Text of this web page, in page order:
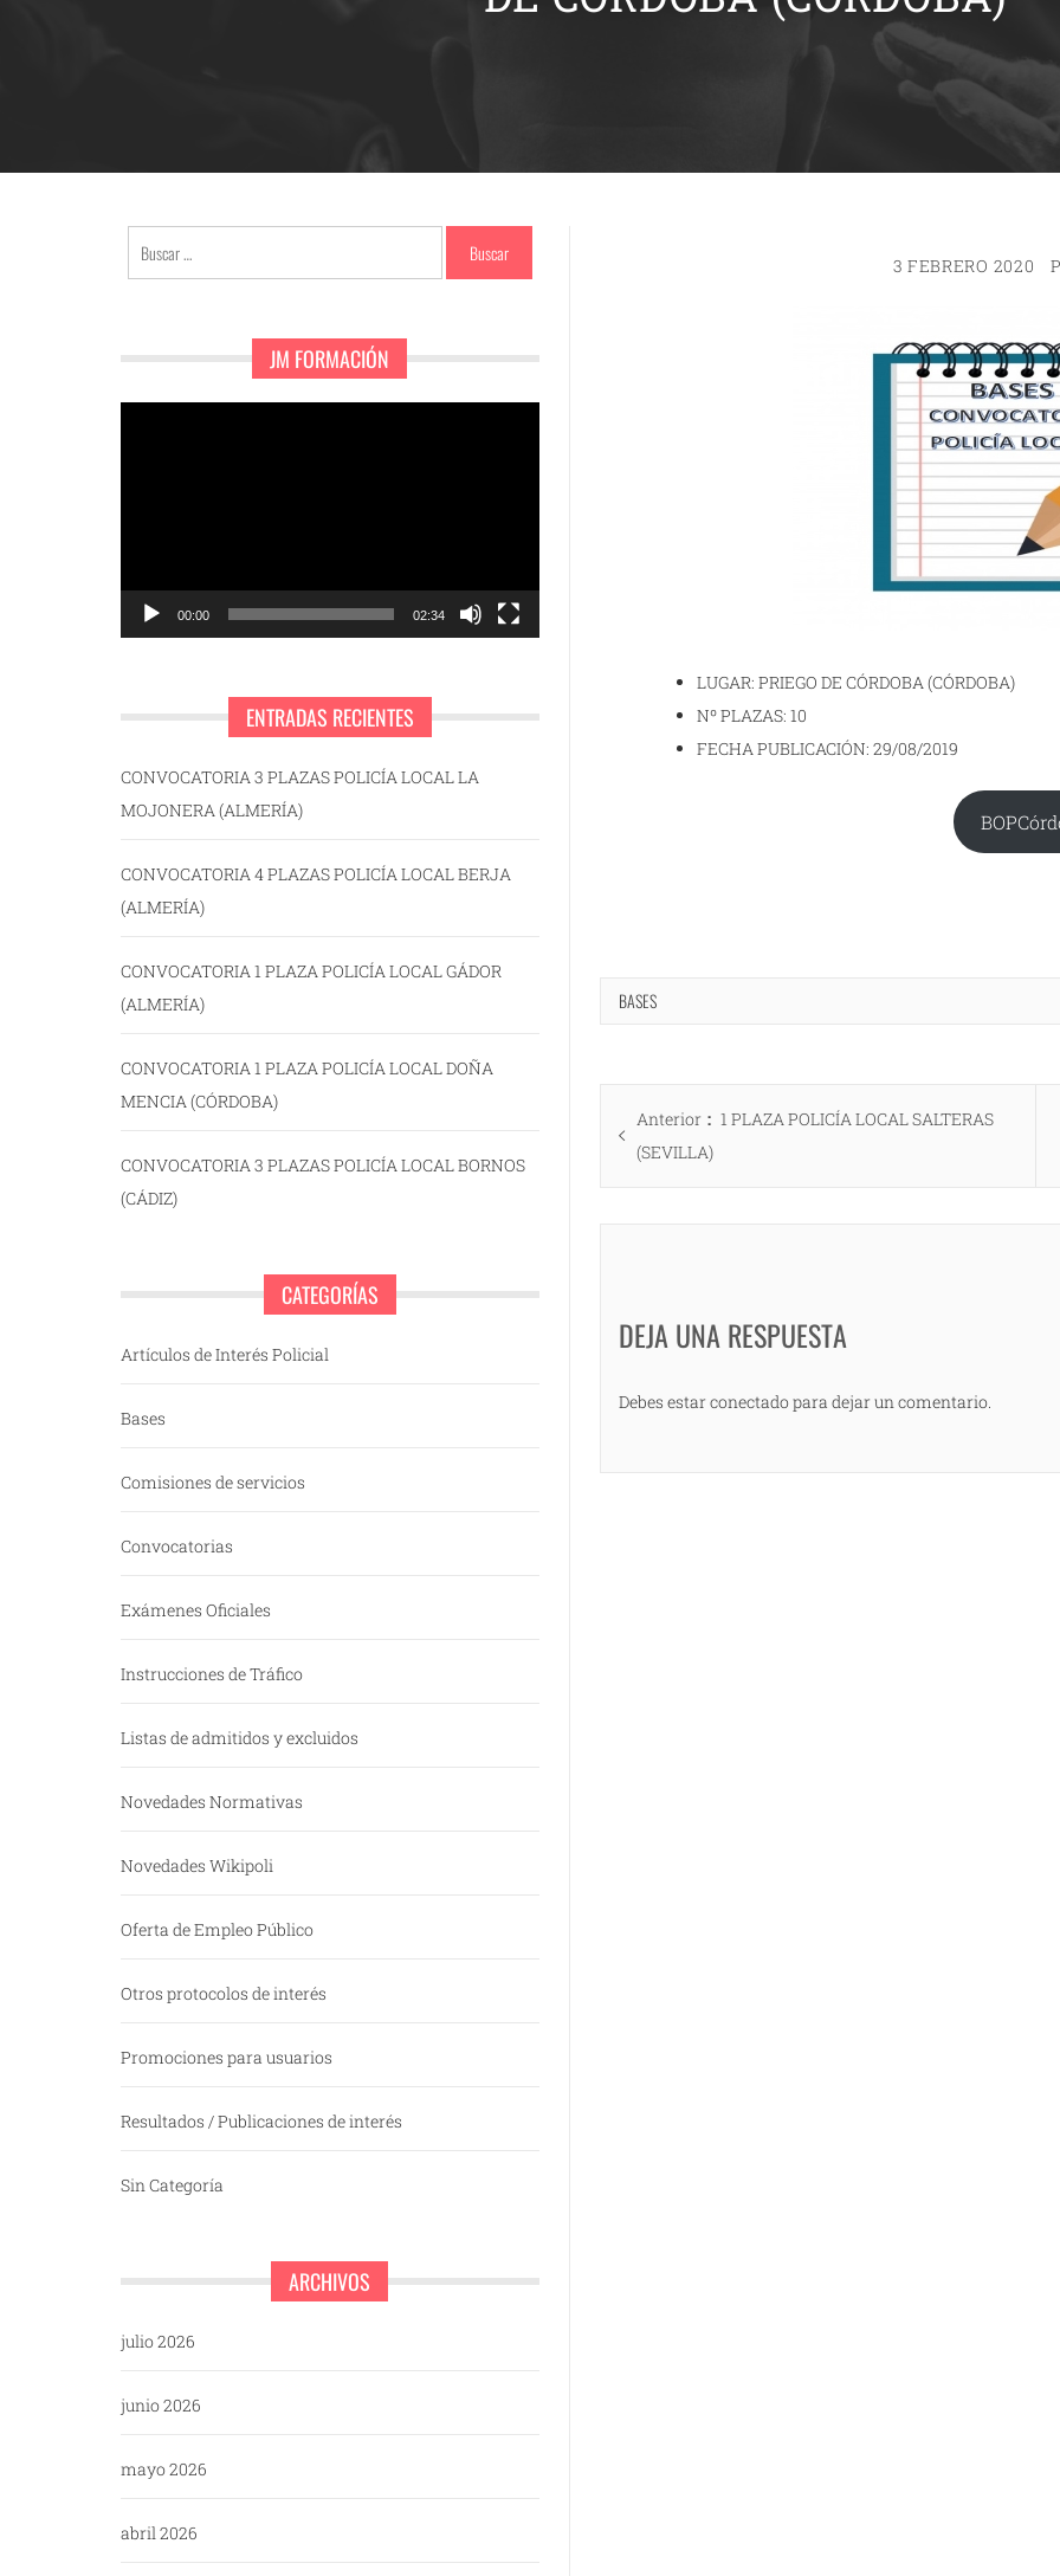
3 FEBRERO 2020
LUGAR: PRIEGO DE CÓRDOBA (CÓRDOBA)
Nº PLAZAS: 10
FECHA PUBLICACIÓN: 29/08/2019
BASES
Navegación
de Anterior
Entrada
1 PLAZA POLICÍA LOCAL SALTERAS
(SEVILLA)
DEJA UNA RESPUESTA
Debes estar conectado para dejar un comentario.
Buscar:
JM FORMACIÓN
00:00 02:34
ENTRADAS RECIENTES
CONVOCATORIA 3 PLAZAS POLICÍA LOCAL LA
MOJONERA (ALMERÍA)
CONVOCATORIA 4 PLAZAS POLICÍA LOCAL BERJA
(ALMERÍA)
CONVOCATORIA 1 PLAZA POLICÍA LOCAL GÁDOR
(ALMERÍA)
CONVOCATORIA 1 PLAZA POLICÍA LOCAL DOÑA
MENCIA (CÓRDOBA)
CONVOCATORIA 3 PLAZAS POLICÍA LOCAL BORNOS
(CÁDIZ)
CATEGORÍAS
Artículos de Interés Policial
Bases
Comisiones de servicios
Convocatorias
Exámenes Oficiales
Instrucciones de Tráfico
Listas de admitidos y excluidos
Novedades Normativas
Novedades Wikipoli
Oferta de Empleo Público
Otros protocolos de interés
Promociones para usuarios
Resultados / Publicaciones de interés
Sin Categoría
ARCHIVOS
julio 2026
junio 2026
mayo 2026
abril 2026